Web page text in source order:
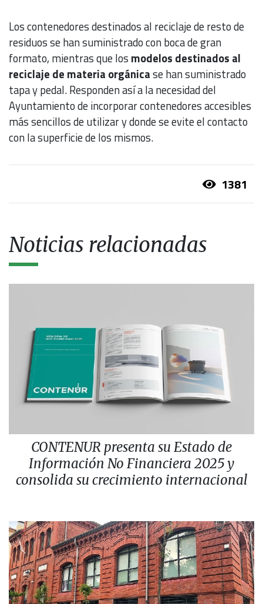
Los contenedores destinados al reciclaje de resto de
residuos se han suministrado con boca de gran
formato, mientras que los modelos destinados al
reciclaje de materia orgánicase han suministrado
tapa y pedal. Responden así a la necesidad del
Ayuntamiento de incorporar contenedores accesibles
más sencillos de utilizar y donde se evite el contacto
con la superficie de los mismos.
1381
Noticias relacionadas
CONTENUR presenta su Estado de
Información No Financiera 2025 y
consolida su crecimiento internacional